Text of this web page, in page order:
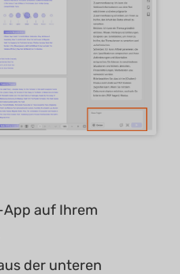
App auf Ihrem
der unteren